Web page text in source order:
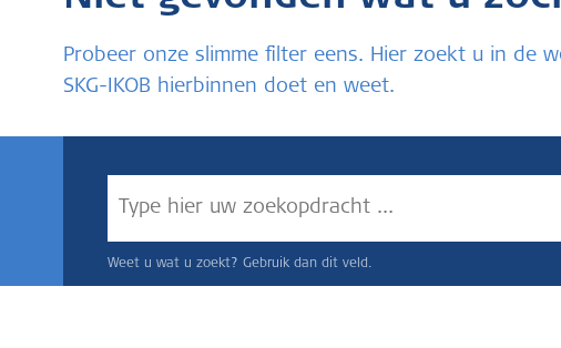
Probeer onze slimme filter eens. Hier zoekt u in de
SKG-IKOB hierbinnen doet en weet.
Weet u wat u zoekt? Gebruik dan dit veld.